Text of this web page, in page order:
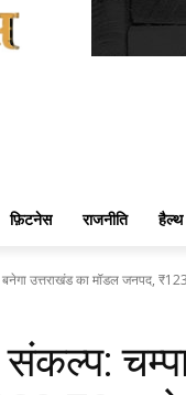
फ़िटनेस राजनीति हैल्थ
बनेगा उत्तराखंड का मॉडल जनपद,